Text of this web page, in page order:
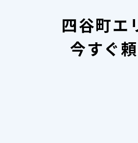
四谷町エ
今すぐ